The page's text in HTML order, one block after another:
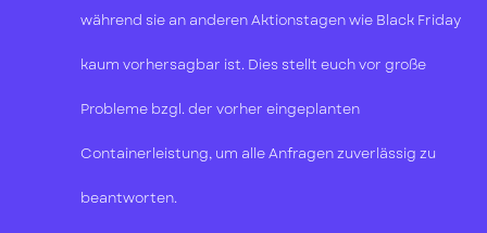
während sie an anderen Aktionstagen wie Black Friday
kaum vorhersagbar ist. Dies stellt euch vor große
Probleme bzgl. der vorher eingeplanten
Containerleistung, um alle Anfragen zuverlässig zu
beantworten.